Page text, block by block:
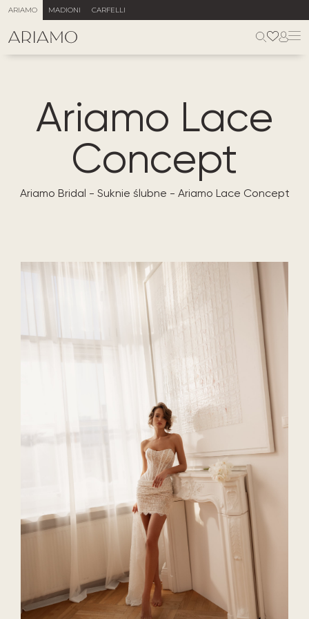
ARIAMO MADIONI CARFELLI
Ariamo Lace
Concept
Ariamo Bridal - Suknie ślubne - Ariamo Lace Concept